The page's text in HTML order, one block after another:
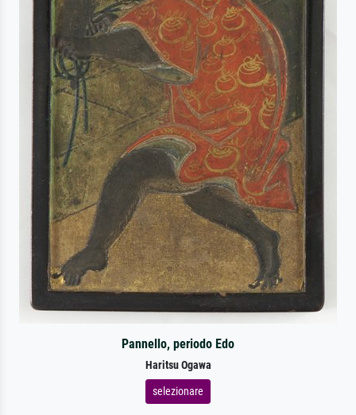
Pannello, periodo Edo
Haritsu Ogawa
selezionare